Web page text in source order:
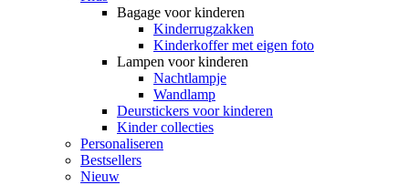
Bagage voor kinderen
Kinderrugzakken
Kinderkoffer met eigen foto
Lampen voor kinderen
Nachtlampje
Wandlamp
Deurstickers voor kinderen
Kinder collecties
Personaliseren
Bestsellers
Nieuw